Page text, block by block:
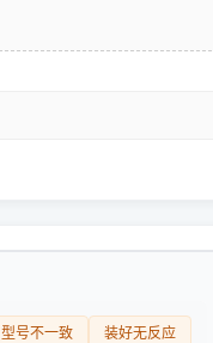
型号不一致
装好无反应